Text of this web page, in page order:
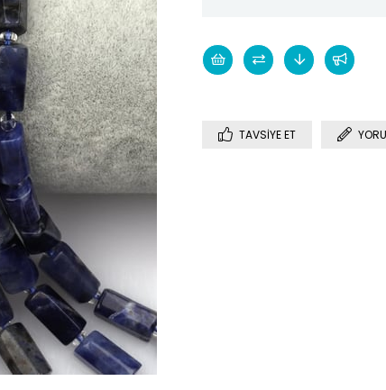
TAVSIYE ET